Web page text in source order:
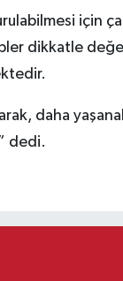
için
dikkatle
daha
dedi.